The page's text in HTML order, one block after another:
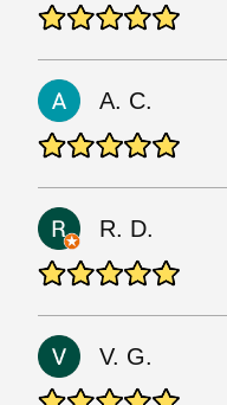
A. C.
R. D.
V. G.